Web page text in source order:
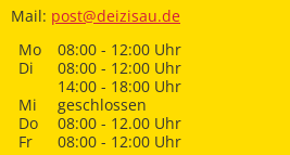
Mail: post@deizisau.de
Mo
08:00 - 12:00 Uhr
Di
08:00 - 12:00 Uhr
14:00 - 18:00 Uhr
Mi
geschlossen
Do
08:00 - 12.00 Uhr
Fr
08:00 - 12:00 Uhr